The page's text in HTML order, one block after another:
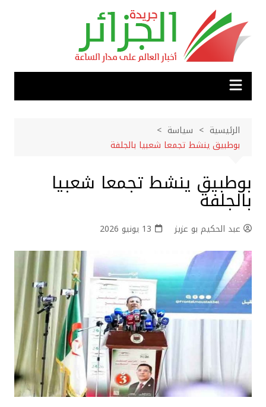
المحتوى
الرئيسية
سياسة
بوطبيق ينشط تجمعا شعبيا بالجلفة
بوطبيق ينشط تجمعا شعبيا
بالجلفة
عبد الحكيم بو عزيز 13 يونيو 2026